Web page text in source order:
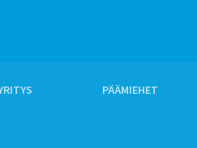
PÄÄMIEHET